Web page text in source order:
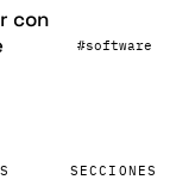
con
#software
SECCIONES